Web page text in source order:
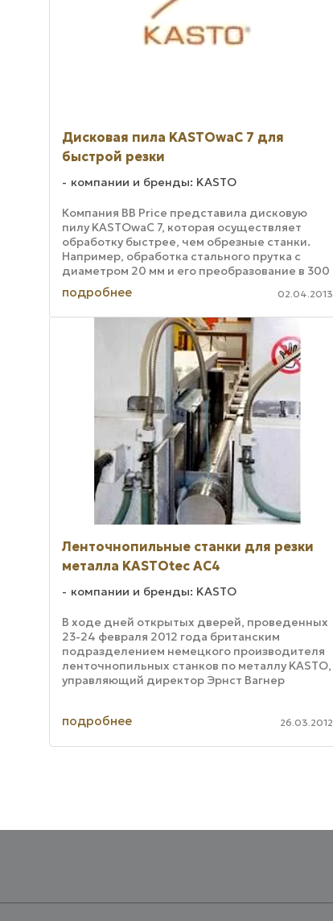
Дисковая пила KASTOwaC 7 для
быстрой резки
компании и бренды: KASTO
Компания BB Price представила дисковую
пилу KASTOwaC 7, которая осуществляет
обработку быстрее, чем обрезные станки.
Например, обработка стального прутка с
диаметром 20 мм и его преобразование в 300
длинных заготовок осуществляется со
скоростью 5 ...
подробнее 02.04.2013
Ленточнопильные станки для резки
металла KASTOtec AC4
компании и бренды: KASTO
В ходе дней открытых дверей, проведенных
23-24 февраля 2012 года британским
подразделением немецкого производителя
ленточнопильных станков по металлу KASTO,
управляющий директор Эрнст Вагнер
подробнее 26.03.2012